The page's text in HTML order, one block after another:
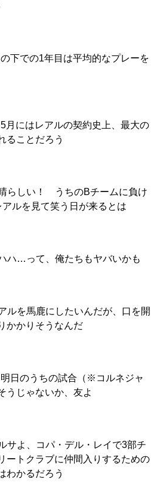
の1年目は平均的なプレーを
にはレアルの契約史上、最大の
ることだろう
らしい！ うちのBチームに負け
ルを見て笑う日が来るとは
ハ…って、俺たちもヤバいかも
ルを馬鹿にしたいんだが、口を開
かかりそうなんだ
日のうちの試合（※コルネジャ
うじゃないか、友よ
サよ、コパ・デル・レイで3部チ
ートクラブに仲間入りするための
わかるだろう